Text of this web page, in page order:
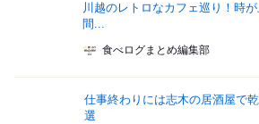
川越のレトロなカフェ巡り！時
間...
食べログまとめ編集部
仕事終わりには志木の居酒屋で
選